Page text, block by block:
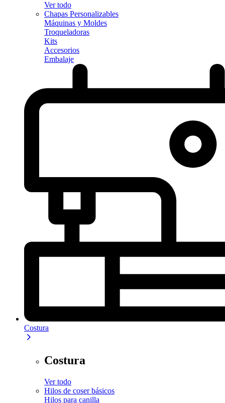
Ver todo
Chapas Personalizables
Máquinas y Moldes
Troqueladoras
Kits
Accesorios
Embalaje
Costura
Costura
Ver todo
Hilos de coser básicos
Hilos para canilla